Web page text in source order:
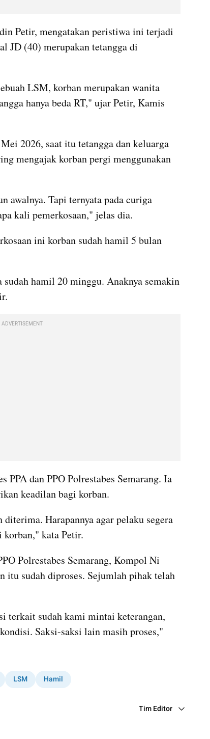
Petir, mengatakan peristiwa ini terjadi
JD (40) merupakan tetangga di
LSM, korban merupakan wanita
hanya beda RT," ujar Petir, Kamis
2026, saat itu tetangga dan keluarga
mengajak korban pergi menggunakan
awalnya. Tapi ternyata pada curiga
kali pemerkosaan," jelas dia.
ini korban sudah hamil 5 bulan
hamil 20 minggu. Anaknya semakin
ADVERTISEMENT
dan PPO Polrestabes Semarang. Ia
keadilan bagi korban.
Harapannya agar pelaku segera
korban," kata Petir.
Polrestabes Semarang, Kompol Ni
itu sudah diproses. Sejumlah pihak telah
terkait sudah kami mintai keterangan,
Saksi-saksi lain masih proses,"
LSM
Hamil
Tim Editor